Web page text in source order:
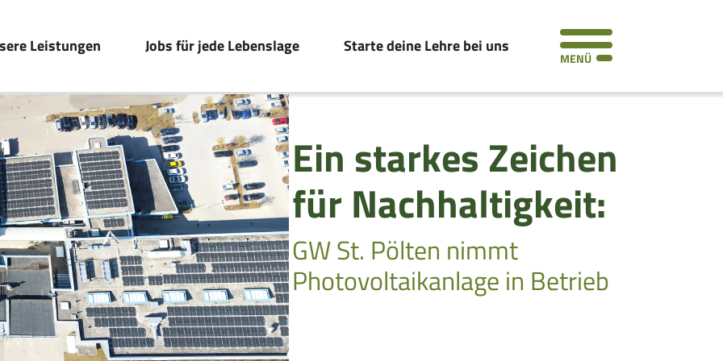
Leistungen Jobs für jede Lebenslage Starte deine Lehre bei uns
MENÜ
Ein starkes Zeichen
für Nachhaltigkeit:
GW St. Pölten nimmt
Photovoltaikanlage in Betrieb